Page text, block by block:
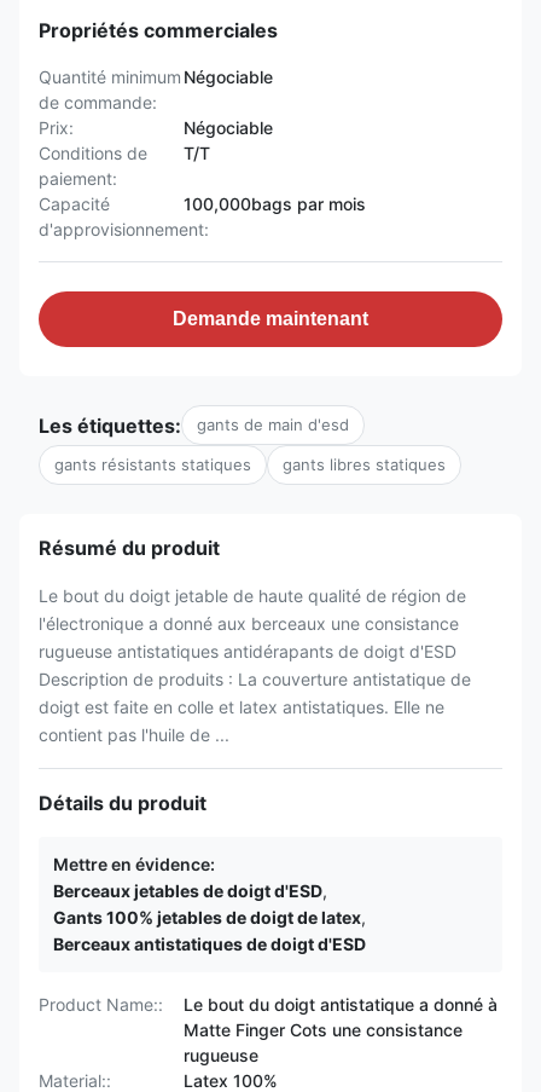
Propriétés commerciales
Quantité minimum
de commande:
Négociable
Prix:
Négociable
Conditions de
paiement:
T/T
Capacité
d'approvisionnement:
100,000bags par mois
Demande maintenant
Les étiquettes: gants de main d'esd
gants résistants statiques gants libres statiques
Résumé du produit
Le bout du doigt jetable de haute qualité de région de
l'électronique a donné aux berceaux une consistance
rugueuse antistatiques antidérapants de doigt d'ESD
Description de produits : La couverture antistatique de
doigt est faite en colle et latex antistatiques. Elle ne
contient pas l'huile de ...
Détails du produit
Mettre en évidence:
Berceaux jetables de doigt d'ESD,
Gants 100% jetables de doigt de latex,
Berceaux antistatiques de doigt d'ESD
Product Name::
Le bout du doigt antistatique a donné à
Matte Finger Cots une consistance
rugueuse
Material::
Latex 100%